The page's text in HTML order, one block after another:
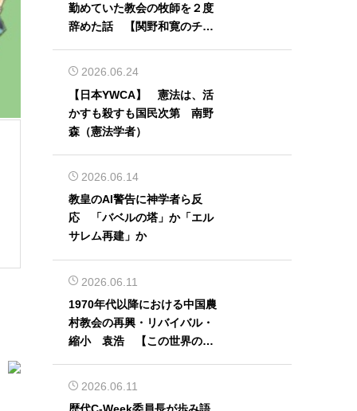
勤めていた教会の牧師を２度
辞めた話 【関野和寛のチャ
2026.06.24
【日本YWCA】 憲法は、活
かすも殺すも国民次第 南野
森（憲法学者）
2026.06.14
教皇のAI警告に神学者ら反
応 「バベルの塔」か「エル
サレム再建」か
2026.06.11
1970年代以降における中国農
村教会の再興・リバイバル・
縮小 袁浩 【この世界の片
2026.06.11